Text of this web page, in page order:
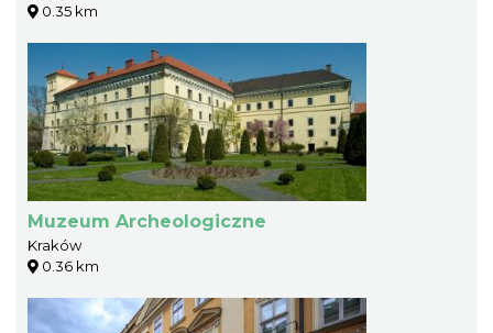
0.35 km
Muzeum Archeologiczne
Kraków
0.36 km